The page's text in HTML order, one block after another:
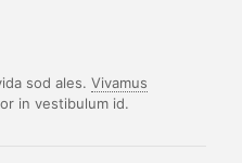
sod ales. Vivamus
in vestibulum id.